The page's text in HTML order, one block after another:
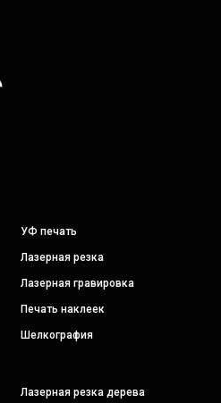
УФ печать
Лазерная резка
Лазерная гравировка
Печать наклеек
Шелкография
Лазерная резка дерева